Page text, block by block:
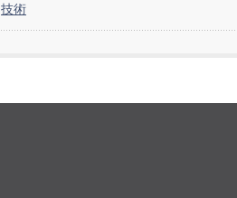
技術